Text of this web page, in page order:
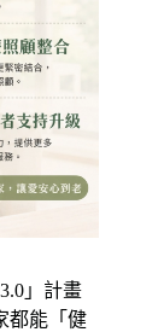
」計畫
都能「健